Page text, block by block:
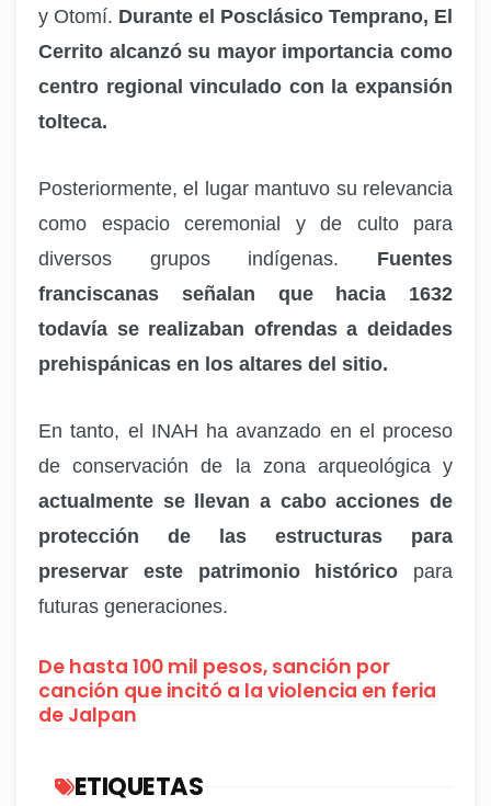
y Otomí. Durante el Posclásico Temprano, El
Cerrito alcanzó su mayor importancia como
centro regional vinculado con la expansión
tolteca.
Posteriormente, el lugar mantuvo su relevancia
como espacio ceremonial y de culto para
diversos grupos indígenas. Fuentes
franciscanas señalan que hacia 1632
todavía se realizaban ofrendas a deidades
prehispánicas en los altares del sitio.
En tanto, el INAH ha avanzado en el proceso
de conservación de la zona arqueológica y
actualmente se llevan a cabo acciones de
protección de las estructuras para
preservar este patrimonio histórico para
futuras generaciones.
De hasta 100 mil pesos, sanción por
canción que incitó a la violencia en feria
de Jalpan
ETIQUETAS